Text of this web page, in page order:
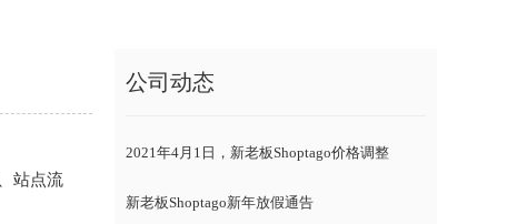
站点流
公司动态
2021年4月1日，新老板Shoptago价格调整
新老板Shoptago新年放假通告